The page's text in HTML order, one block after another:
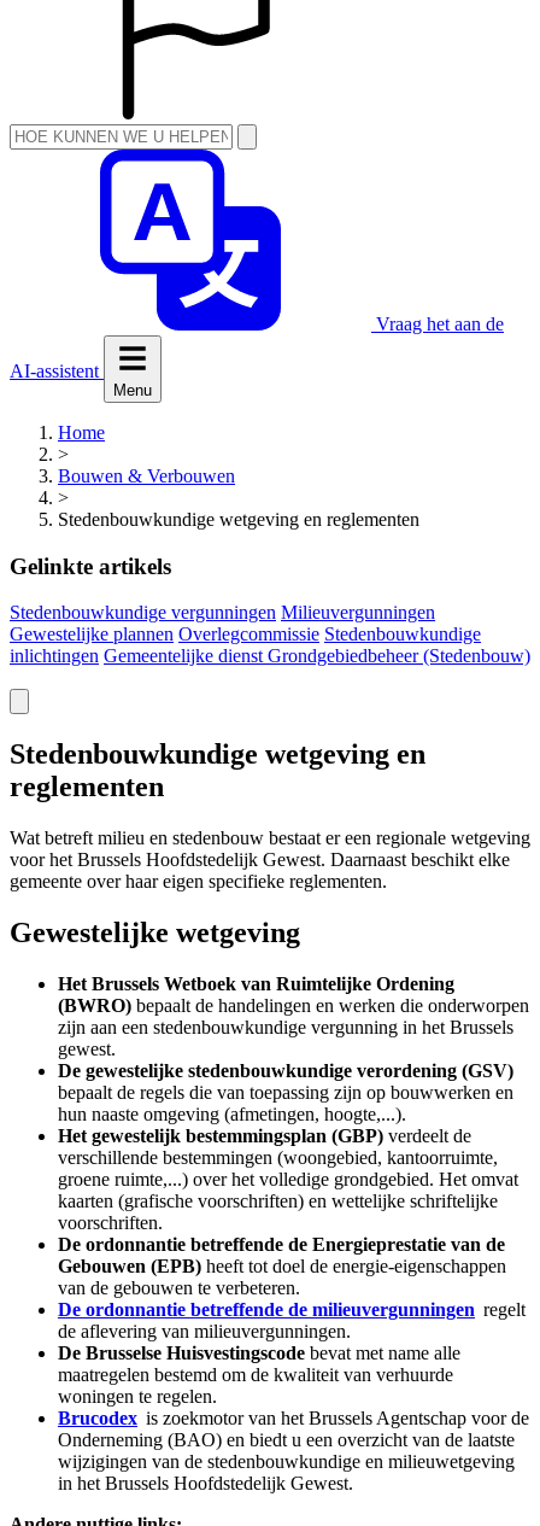
Vraag het aan de
AI-assistent
Menu
Home
>
Bouwen & Verbouwen
>
Stedenbouwkundige wetgeving en reglementen
Gelinkte artikels
Stedenbouwkundige vergunningen Milieuvergunningen
Gewestelijke plannen Overlegcommissie Stedenbouwkundige
inlichtingen Gemeentelijke dienst Grondgebiedbeheer (Stedenbouw)
Stedenbouwkundige wetgeving en
reglementen
Wat betreft milieu en stedenbouw bestaat er een regionale wetgeving
voor het Brussels Hoofdstedelijk Gewest. Daarnaast beschikt elke
gemeente over haar eigen specifieke reglementen.
Gewestelijke wetgeving
Het Brussels Wetboek van Ruimtelijke Ordening
(BWRO) bepaalt de handelingen en werken die onderworpen
zijn aan een stedenbouwkundige vergunning in het Brussels
gewest.
De gewestelijke stedenbouwkundige verordening (GSV)
bepaalt de regels die van toepassing zijn op bouwwerken en
hun naaste omgeving (afmetingen, hoogte,...).
Het gewestelijk bestemmingsplan (GBP) verdeelt de
verschillende bestemmingen (woongebied, kantoorruimte,
groene ruimte,...) over het volledige grondgebied. Het omvat
kaarten (grafische voorschriften) en wettelijke schriftelijke
voorschriften.
De ordonnantie betreffende de Energieprestatie van de
Gebouwen (EPB) heeft tot doel de energie-eigenschappen
van de gebouwen te verbeteren.
De ordonnantie betreffende de milieuvergunningen regelt
de aflevering van milieuvergunningen.
De Brusselse Huisvestingscode bevat met name alle
maatregelen bestemd om de kwaliteit van verhuurde
woningen te regelen.
Brucodex is zoekmotor van het Brussels Agentschap voor de
Onderneming (BAO) en biedt u een overzicht van de laatste
wijzigingen van de stedenbouwkundige en milieuwetgeving
in het Brussels Hoofdstedelijk Gewest.